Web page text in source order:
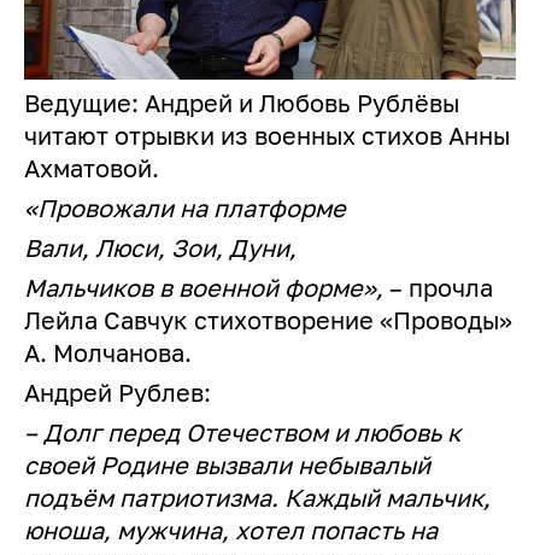
Ведущие: Андрей и Любовь Рублёвы
читают отрывки из военных стихов Анны
Ахматовой.
«Провожали на платформе
Вали, Люси, Зои, Дуни,
Мальчиков в военной форме», – прочла
Лейла Савчук стихотворение «Проводы»
А. Молчанова.
Андрей Рублев:
– Долг перед Отечеством и любовь к
своей Родине вызвали небывалый
подъём патриотизма. Каждый мальчик,
юноша, мужчина, хотел попасть на